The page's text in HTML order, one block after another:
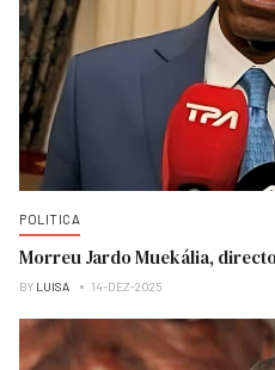
POLITICA
Morreu Jardo Muekália,
BY LUISA 14-DEZ-2025